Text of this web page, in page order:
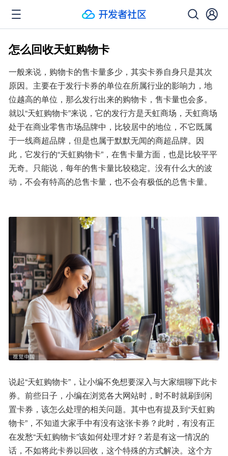
怎么回收天虹购物卡
一般来说，购物卡的售卡量多少，其实卡券自身只是其次
原因。主要在于发行卡券的单位在所属行业的影响力，地
位越高的单位，那么发行出来的购物卡，售卡量也会多。
就以“天虹购物卡”来说，它的发行方是天虹商场，天虹商场
处于在商业零售市场品牌中，比较居中的地位，不它既属
于一线商超品牌，但是也属于默默无闻的商超品牌。因
此，它发行的“天虹购物卡”，在售卡量方面，也是比较平平
无奇。只能说，每年的售卡量比较稳定。没有什么大的波
动，不会有特高的总售卡量，也不会有极低的总售卡量。
说起“天虹购物卡”，让小编不免想要深入与大家细聊下此卡
券。前些日子，小编在浏览各大网站时，时不时就刷到闲
置卡券，该怎么处理的相关问题。其中也有提及到“天虹购
物卡”，不知道大家手中有没有这张卡券？此时，有没有正
在发愁“天虹购物卡”该如何处理才好？若是有这一情况的
话，不如将此卡券以回收，这个特殊的方式解决。这个方